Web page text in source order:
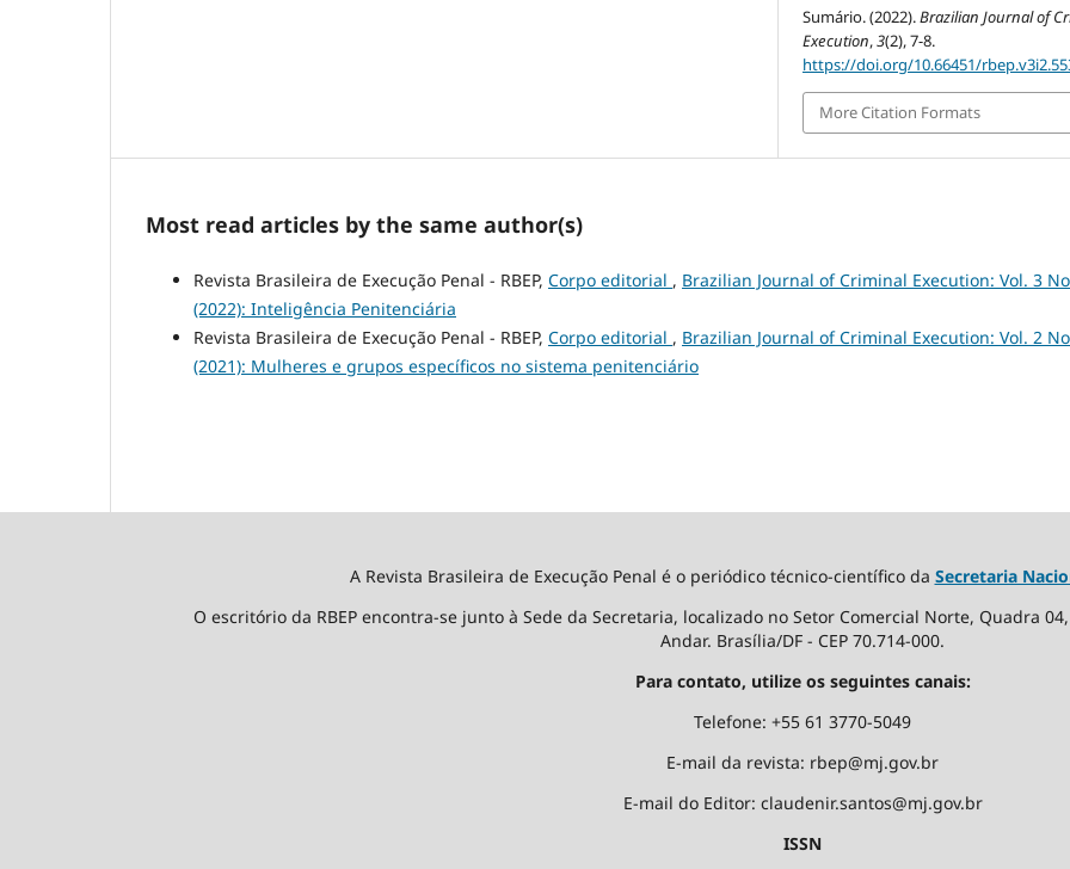
Sumário. (2022).Brazilian Journal of
Execution,3(2), 7-8.
https://doi.org/10.66451/
More Citation Formats
Most read articles by the same author(s)
Revista Brasileira de Execução Penal - RBEP, Corpo editorial , Brazilian Journal of Criminal Execution: Vol. 3
(2022): Inteligência Penitenciária
Revista Brasileira de Execução Penal - RBEP, Corpo editorial , Brazilian Journal of Criminal Execution: Vol. 2
(2021): Mulheres e grupos específicos no sistema penitenciário
A Revista Brasileira de Execução Penal é o periódico técnico-científico da Secretaria
O escritório da RBEP encontra-se junto à Sede da Secretaria, localizado no Setor Comercial Norte, Quadra
Andar. Brasília/DF - CEP 70.714-000.
Para contato, utilize os seguintes canais:
Telefone: +55 61 3770-5049
E-mail da revista: rbep@mj.gov.br
E-mail do Editor: claudenir.santos@mj.gov.br
ISSN